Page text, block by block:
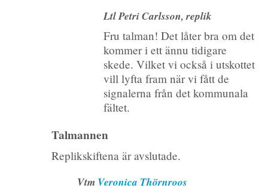
Ltl Petri Carlsson, replik
Fru talman! Det låter bra om det
kommer i ett ännu tidigare
skede. Vilket vi också i utskottet
vill lyfta fram när vi fått de
signalerna från det kommunala
fältet.
Talmannen
Replikskiftena är avslutade.
Vtm Veronica Thörnroos